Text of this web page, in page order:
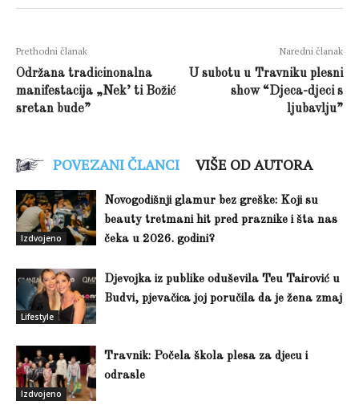
Prethodni članak
Održana tradicinonalna
manifestacija „Nek’ ti Božić
sretan bude”
Naredni članak
U subotu u Travniku plesni
show “Djeca-djeci s
ljubavlju”
POVEZANI ČLANCI VIŠE OD AUTORA
Izdvojeno
Novogodišnji glamur bez greške: Koji su
beauty tretmani hit pred praznike i šta nas
čeka u 2026. godini?
Lifestyle
Djevojka iz publike oduševila Teu Tairović u
Budvi, pjevačica joj poručila da je žena zmaj
Izdvojeno
Travnik: Počela škola plesa za djecu i
odrasle